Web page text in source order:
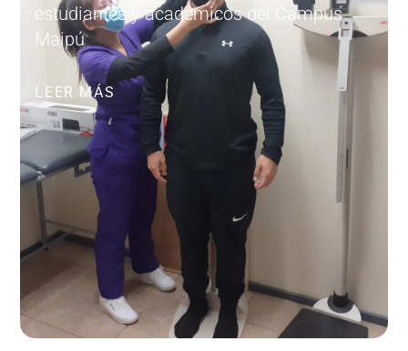
estudiantes y académicos del Campus
Maipú
LEER MÁS